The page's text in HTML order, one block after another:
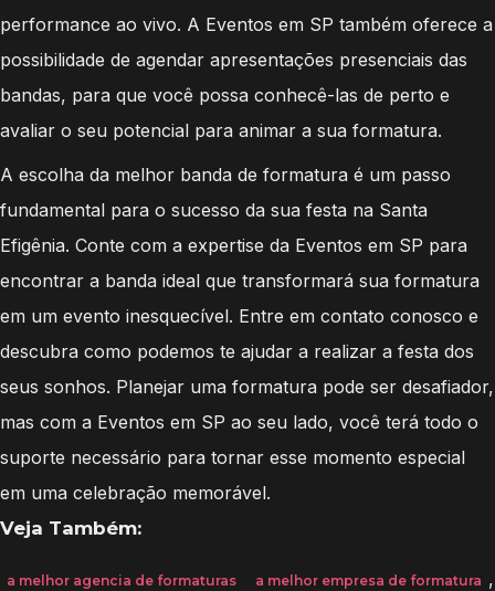
performance ao vivo. A Eventos em SP também oferece a
possibilidade de agendar apresentações presenciais das
bandas, para que você possa conhecê-las de perto e
avaliar o seu potencial para animar a sua formatura.
A escolha da melhor banda de formatura é um passo
fundamental para o sucesso da sua festa na Santa
Efigênia. Conte com a expertise da Eventos em SP para
encontrar a banda ideal que transformará sua formatura
em um evento inesquecível. Entre em contato conosco e
descubra como podemos te ajudar a realizar a festa dos
seus sonhos. Planejar uma formatura pode ser desafiador,
mas com a Eventos em SP ao seu lado, você terá todo o
suporte necessário para tornar esse momento especial
em uma celebração memorável.
Veja Também:
a melhor agencia de formaturas a melhor empresa de formatura ,